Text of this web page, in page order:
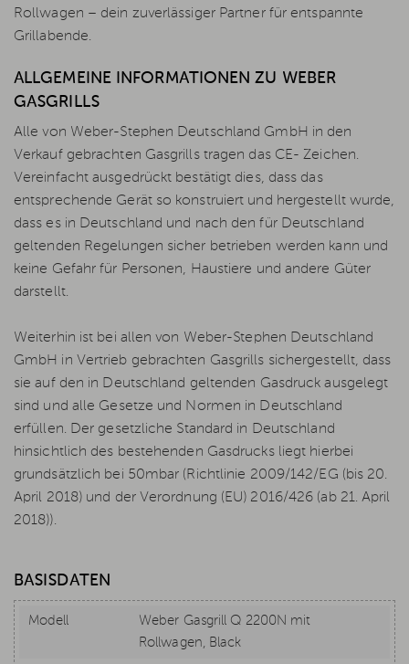
Rollwagen – dein zuverlässiger Partner für entspannte
Grillabende.
ALLGEMEINE INFORMATIONEN ZU WEBER
GASGRILLS
Alle von Weber-Stephen Deutschland GmbH in den
Verkauf gebrachten Gasgrills tragen das CE- Zeichen.
Vereinfacht ausgedrückt bestätigt dies, dass das
entsprechende Gerät so konstruiert und hergestellt wurde,
dass es in Deutschland und nach den für Deutschland
geltenden Regelungen sicher betrieben werden kann und
keine Gefahr für Personen, Haustiere und andere Güter
darstellt.
Weiterhin ist bei allen von Weber-Stephen Deutschland
GmbH in Vertrieb gebrachten Gasgrills sichergestellt, dass
sie auf den in Deutschland geltenden Gasdruck ausgelegt
sind und alle Gesetze und Normen in Deutschland
erfüllen. Der gesetzliche Standard in Deutschland
hinsichtlich des bestehenden Gasdrucks liegt hierbei
grundsätzlich bei 50mbar (Richtlinie 2009/142/EG (bis 20.
April 2018) und der Verordnung (EU) 2016/426 (ab 21. April
2018)).
BASISDATEN
Modell
Weber Gasgrill Q 2200N mit
Rollwagen, Black